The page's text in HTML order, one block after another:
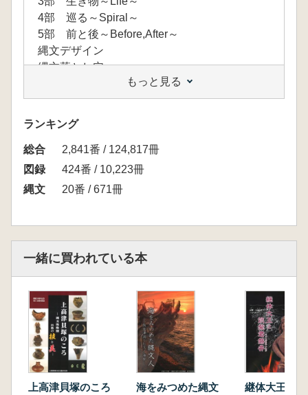
4部 巡る～Spiral～
5部 前と後～Before,After～
縄文デザイン
縄文落とし穴
もっと見る
ランキング
総合
2,841番 / 124,817冊
図録
424番 / 10,223冊
縄文
20番 / 671冊
一緒に買われている本
上高津貝塚のころ
海をみつめた縄文
継体大王と